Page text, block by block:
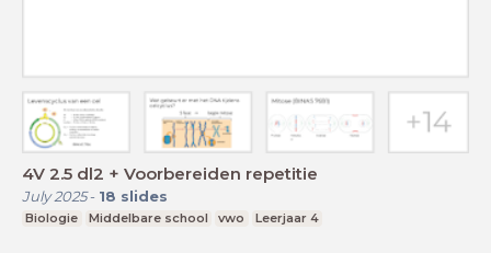
4V 2.5 dl2 + Voorbereiden repetitie
July 2025- 18 slides
Biologie Middelbare school vwo Leerjaar 4